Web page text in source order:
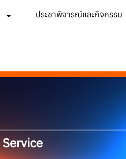
ประชาพิจารณ์และกิจกรรม
Service